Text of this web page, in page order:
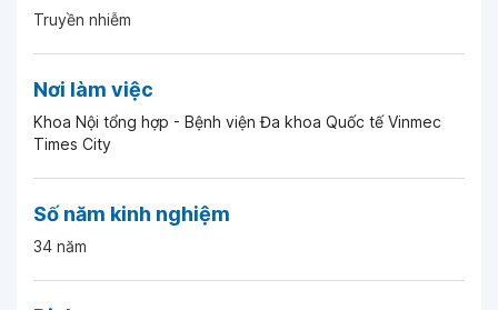
Truyền nhiễm
Nơi làm việc
Khoa Nội tổng hợp - Bệnh viện Đa khoa Quốc tế Vinmec
Times City
Số năm kinh nghiệm
34 năm
Ngày 23-01-2026